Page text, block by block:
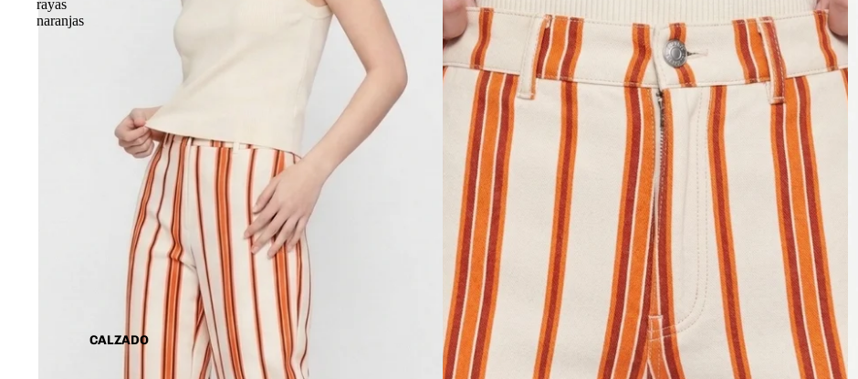
CALZADO
rayas
naranjas